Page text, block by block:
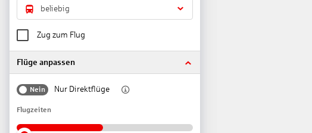
beliebig
Zug zum Flug
Flüge anpassen
Nein Nur Direktflüge
Flugzeiten